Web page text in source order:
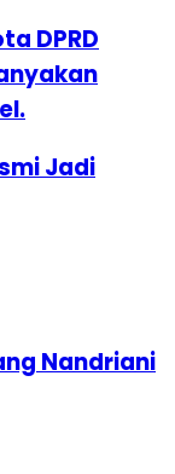
DPRD
Jadi
Nandriani